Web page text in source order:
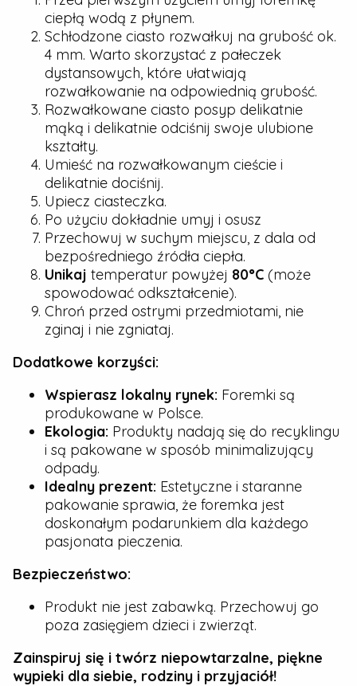
ciepłą wodą z płynem.
Schłodzone ciasto rozwałkuj na grubość ok.
4 mm. Warto skorzystać z pałeczek
dystansowych, które ułatwiają
rozwałkowanie na odpowiednią grubość.
Rozwałkowane ciasto posyp delikatnie
mąką i delikatnie odciśnij swoje ulubione
kształty.
Umieść na rozwałkowanym cieście i
delikatnie dociśnij.
Upiecz ciasteczka.
Po użyciu dokładnie umyj i osusz
Przechowuj w suchym miejscu, z dala od
bezpośredniego źródła ciepła.
Unikaj temperatur powyżej 80°C (może
spowodować odkształcenie).
Chroń przed ostrymi przedmiotami, nie
zginaj i nie zgniataj.
Dodatkowe korzyści:
Wspierasz lokalny rynek: Foremki są
produkowane w Polsce.
Ekologia: Produkty nadają się do recyklingu
i są pakowane w sposób minimalizujący
odpady.
Idealny prezent: Estetyczne i staranne
pakowanie sprawia, że foremka jest
doskonałym podarunkiem dla każdego
pasjonata pieczenia.
Bezpieczeństwo:
Produkt nie jest zabawką. Przechowuj go
poza zasięgiem dzieci i zwierząt.
Zainspiruj się i twórz niepowtarzalne, piękne
wypieki dla siebie, rodziny i przyjaciół!